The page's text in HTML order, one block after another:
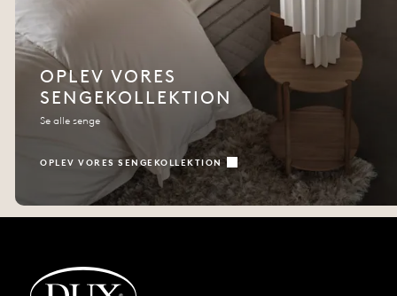
OPLEV VORES
SENGEKOLLEKTION
Se alle senge
OPLEV VORES SENGEKOLLEKTION